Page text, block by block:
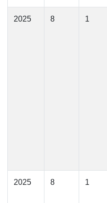
2025 8 1
2025 8 1